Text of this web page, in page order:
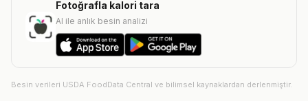
Fotoğrafla kalori tara
AI ile anlık besin analizi
Besin verileri USDA FoodData Central ve bilimsel kaynaklardan derlenmiştir.